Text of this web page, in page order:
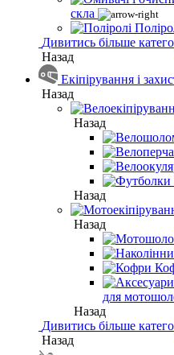
скла
Дивитись більше
Назад
Екіпірування і
Назад
Назад
Назад
Назад
для
Назад
Дивитись більше
Назад